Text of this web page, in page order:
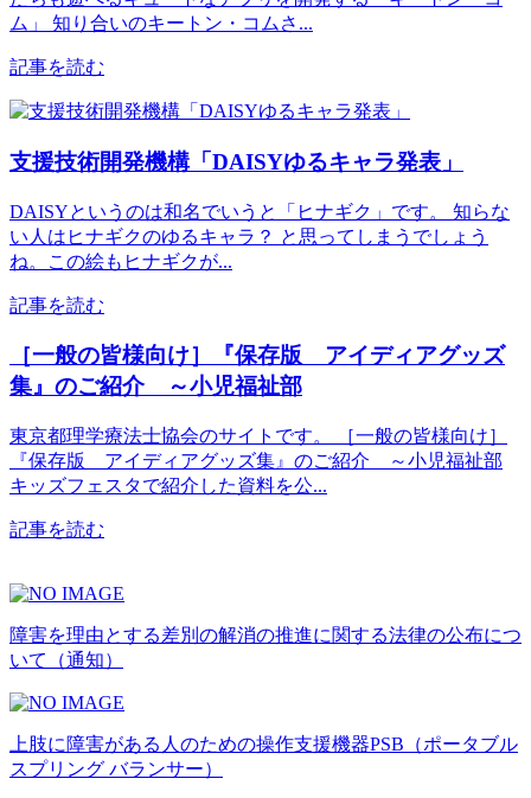
ム」 知り合いのキートン・コムさ...
記事を読む
支援技術開発機構「DAISYゆるキャラ発表」
DAISYというのは和名でいうと「ヒナギク」です。 知らな
い人はヒナギクのゆるキャラ？ と思ってしまうでしょう
ね。この絵もヒナギクが...
記事を読む
［一般の皆様向け］『保存版 アイディアグッズ
集』のご紹介 ～小児福祉部
東京都理学療法士協会のサイトです。 ［一般の皆様向け］
『保存版 アイディアグッズ集』のご紹介 ～小児福祉部
キッズフェスタで紹介した資料を公...
記事を読む
障害を理由とする差別の解消の推進に関する法律の公布につ
いて（通知）
上肢に障害がある人のための操作支援機器PSB（ポータブル
スプリング バランサー）